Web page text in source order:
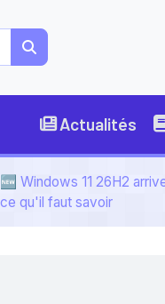
Actualités
🆕 Windows 11 26H2
ce qu'il faut savoir